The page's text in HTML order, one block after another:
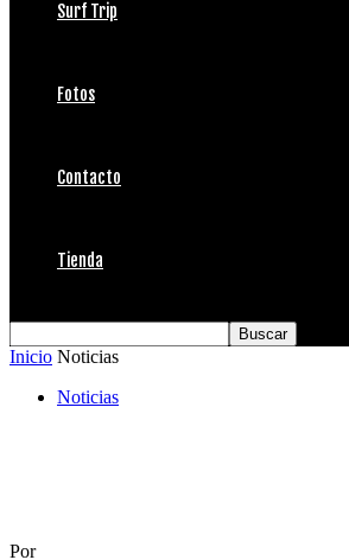
Surf Trip
Fotos
Contacto
Tienda
Inicio Noticias
Noticias
Por